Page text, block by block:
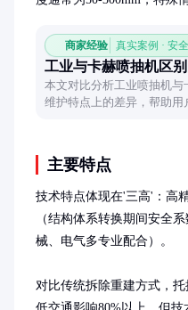
商家经验 真实案例 · 安
工业与卡赫喷抽机区别
本文对比分析工业喷抽机
维护特点上的差异，帮助用
主要特点
技术特点体现在'三高'：高
（结构体系转换期间安全
械、电气多专业配合）。
对比传统拆除重建方式，